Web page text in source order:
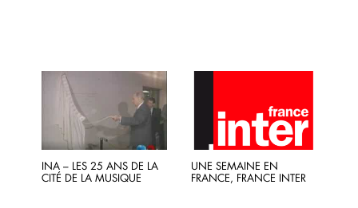
INA – LES 25 ANS DE LA
CITÉ DE LA MUSIQUE
UNE SEMAINE EN
FRANCE, FRANCE INTER